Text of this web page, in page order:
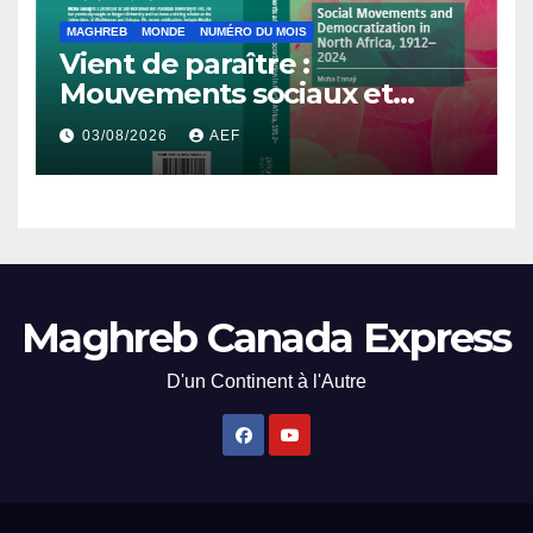
MAGHREB MONDE NUMÉRO DU MOIS
Vient de paraître :
Mouvements sociaux et
démocratisation en Afrique
du Nord, 1912-2024
03/08/2026 AEF
Maghreb Canada Express
D'un Continent à l'Autre